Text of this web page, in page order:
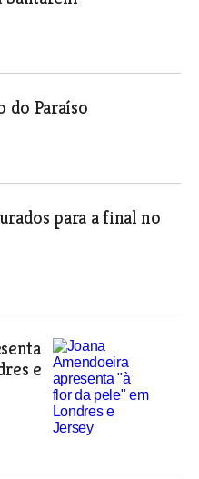
do Paraíso
para a final no
e